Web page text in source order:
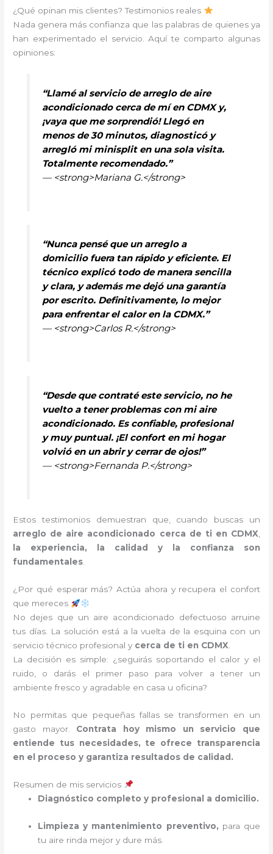
¿Qué opinan mis clientes? Testimonios reales
Nada genera más confianza que las palabras de quienes ya
han experimentado el servicio. Aquí te comparto algunas
opiniones:
“Llamé al servicio de arreglo de aire
acondicionado cerca de mí en CDMX y,
¡vaya que me sorprendió! Llegó en
menos de 30 minutos, diagnosticó y
arregló mi minisplit en una sola visita.
Totalmente recomendado.”
— <strong>Mariana G.</strong>
“Nunca pensé que un arreglo a
domicilio fuera tan rápido y eficiente. El
técnico explicó todo de manera sencilla
y clara, y además me dejó una garantía
por escrito. Definitivamente, lo mejor
para enfrentar el calor en la CDMX.”
— <strong>Carlos R.</strong>
“Desde que contraté este servicio, no he
vuelto a tener problemas con mi aire
acondicionado. Es confiable, profesional
y muy puntual. ¡El confort en mi hogar
volvió en un abrir y cerrar de ojos!”
— <strong>Fernanda P.</strong>
Estos testimonios demuestran que, cuando buscas un
arreglo de aire acondicionado cerca de ti en CDMX,
la experiencia, la calidad y la confianza son
fundamentales.
¿Por qué esperar más? Actúa ahora y recupera el confort
que mereces
No dejes que un aire acondicionado defectuoso arruine
tus días. La solución está a la vuelta de la esquina con un
servicio técnico profesional y cerca de ti en CDMX.
La decisión es simple: ¿seguirás soportando el calor y el
ruido, o darás el primer paso para volver a tener un
ambiente fresco y agradable en casa u oficina?
No permitas que pequeñas fallas se transformen en un
gasto mayor. Contrata hoy mismo un servicio que
entiende tus necesidades, te ofrece transparencia
en el proceso y garantiza resultados de calidad.
Resumen de mis servicios
Diagnóstico completo y profesional a domicilio.
Limpieza y mantenimiento preventivo, para que
tu aire rinda mejor y dure más.